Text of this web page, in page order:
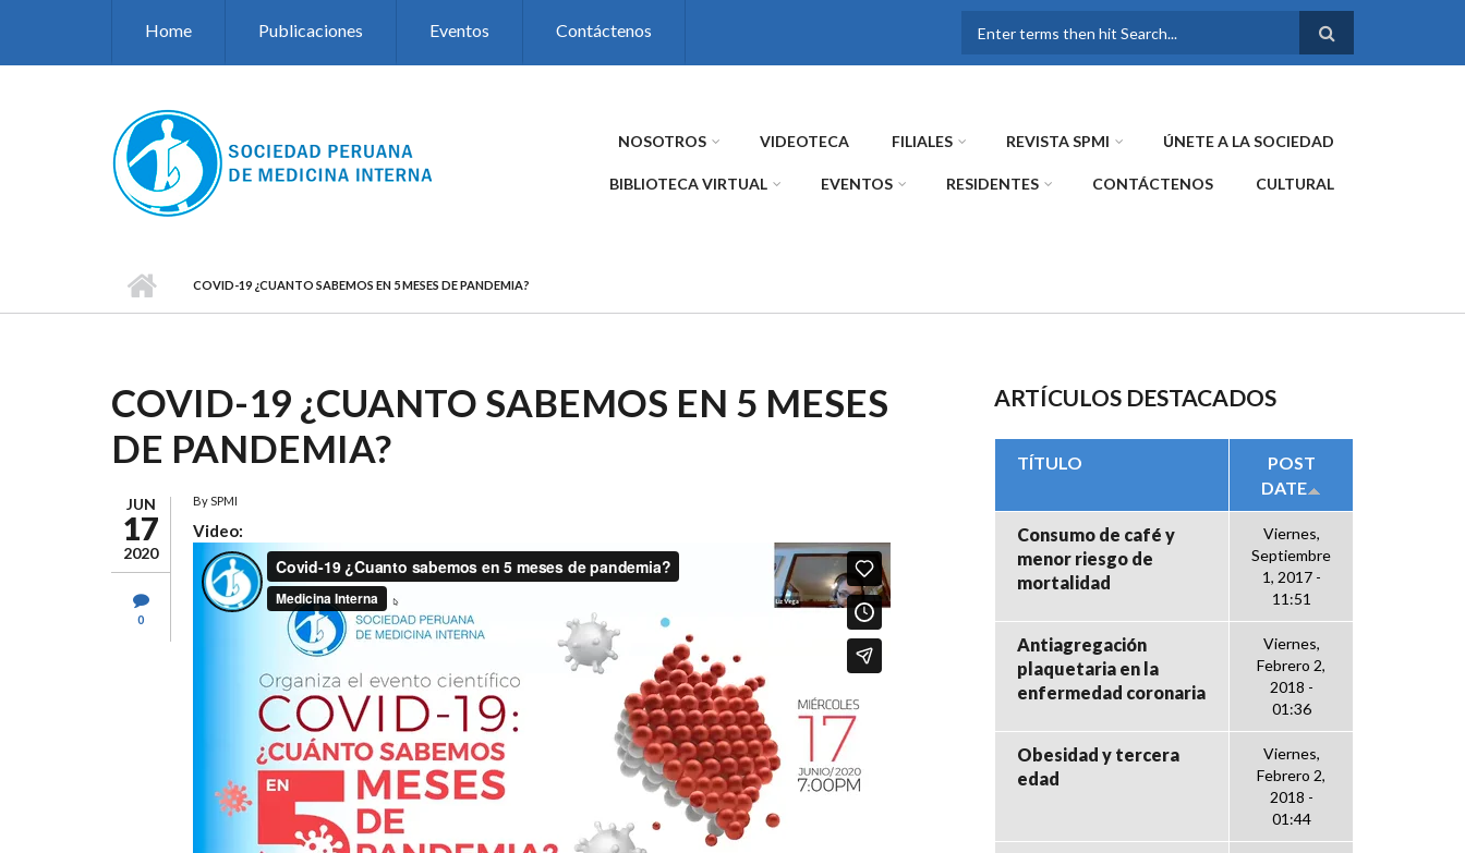
Home Publicaciones Eventos Contáctenos
FORMULARIO DE
NOSOTROS VIDEOTECA FILIALES REVISTA SPMI ÚNETE A LA SOCIEDAD
BIBLIOTECA VIRTUAL EVENTOS RESIDENTES CONTÁCTENOS CULTURAL
COVID-19 ¿CUANTO SABEMOS EN 5 MESES DE PANDEMIA?
COVID-19 ¿CUANTO SABEMOS EN 5 MESES
DE PANDEMIA?
JUN
17
2020
0
BySPMI
Video:
ARTÍCULOS DESTACADOS
TÍTULO
POST
DATE
Consumo de café y
menor riesgo de
mortalidad
Viernes,
Septiembre
1, 2017 -
11:51
Antiagregación
plaquetaria en la
enfermedad coronaria
Viernes,
Febrero 2,
2018 -
01:36
Obesidad y tercera
edad
Viernes,
Febrero 2,
2018 -
01:44